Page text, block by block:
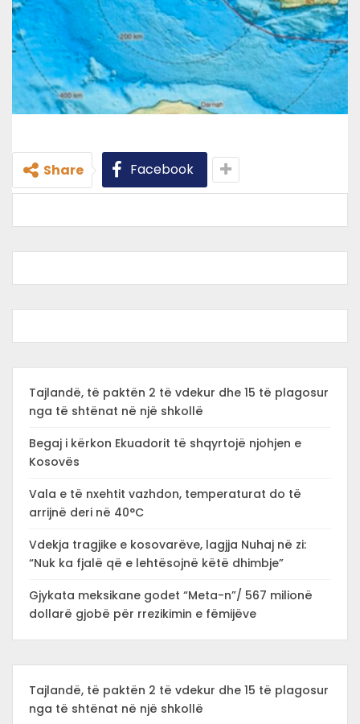
Share Facebook
Tajlandë, të paktën 2 të vdekur dhe 15 të plagosur
nga të shtënat në një shkollë
Begaj i kërkon Ekuadorit të shqyrtojë njohjen e
Kosovës
Vala e të nxehtit vazhdon, temperaturat do të
arrijnë deri në 40°C
Vdekja tragjike e kosovarëve, lagjja Nuhaj në zi:
“Nuk ka fjalë që e lehtësojnë këtë dhimbje”
Gjykata meksikane godet “Meta-n”/ 567 milionë
dollarë gjobë për rrezikimin e fëmijëve
Tajlandë, të paktën 2 të vdekur dhe 15 të plagosur
nga të shtënat në një shkollë